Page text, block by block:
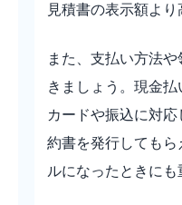
見積書の表示額より
また、支払い方法
きましょう。現金
カードや振込に対
約書を発行しても
ルになったときにも